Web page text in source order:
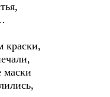
краски,
маски